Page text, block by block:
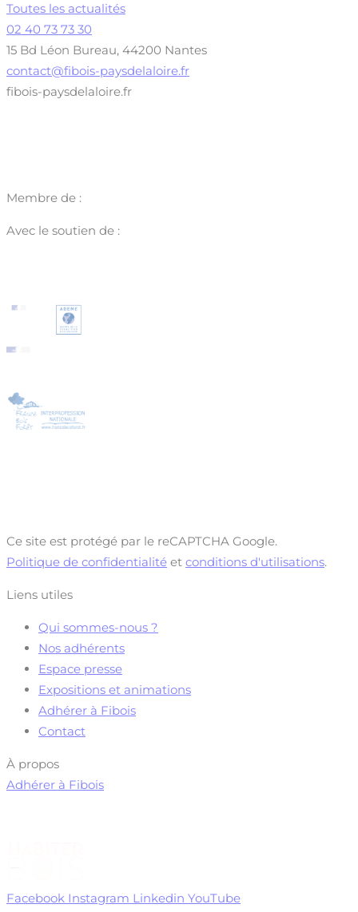
Toutes les actualités
02 40 73 73 30
15 Bd Léon Bureau, 44200 Nantes
contact@fibois-paysdelaloire.fr
fibois-paysdelaloire.fr
Membre de :
Avec le soutien de :
Ce site est protégé par le reCAPTCHA Google.
Politique de confidentialité et conditions d'utilisations.
Liens utiles
Qui sommes-nous ?
Nos adhérents
Espace presse
Expositions et animations
Adhérer à Fibois
Contact
À propos
Adhérer à Fibois
Facebook Instagram Linkedin YouTube